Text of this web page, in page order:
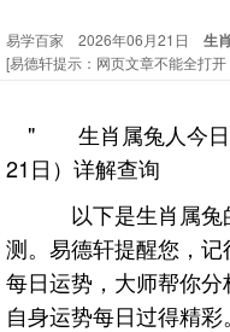
订！！
2025-10-01
2026丙午年铁笔居士精批
易德轩通告：本网站易德
易学百家 2026年06月21日 生
[易德轩提示：网页文章不能全打
" 生肖属兔人今日
21日）详解查询
以下是生肖属兔
测。易德轩提醒您，
每日运势，大师帮你
自身运势每日过得精